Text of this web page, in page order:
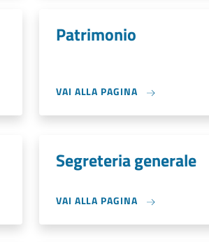
Patrimonio
VAI ALLA PAGINA
Segreteria generale
VAI ALLA PAGINA